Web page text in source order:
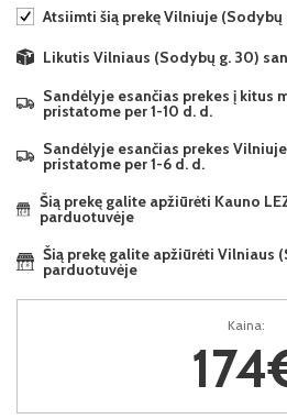
Atsiimti šią prekę Vilniuje
Likutis Vilniaus (Sodybų g. 30)
Sandėlyje esančias prekes į kitus
pristatome per 1-10 d. d.
Sandėlyje esančias prekes
pristatome per 1-6 d. d.
Šią prekę galite apžiūrėti Kauno
parduotuvėje
Šią prekę galite apžiūrėti Vilniaus
parduotuvėje
Kaina: